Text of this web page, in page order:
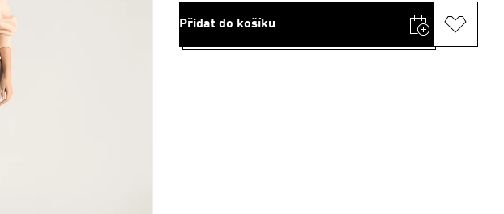
Přidat do košíku